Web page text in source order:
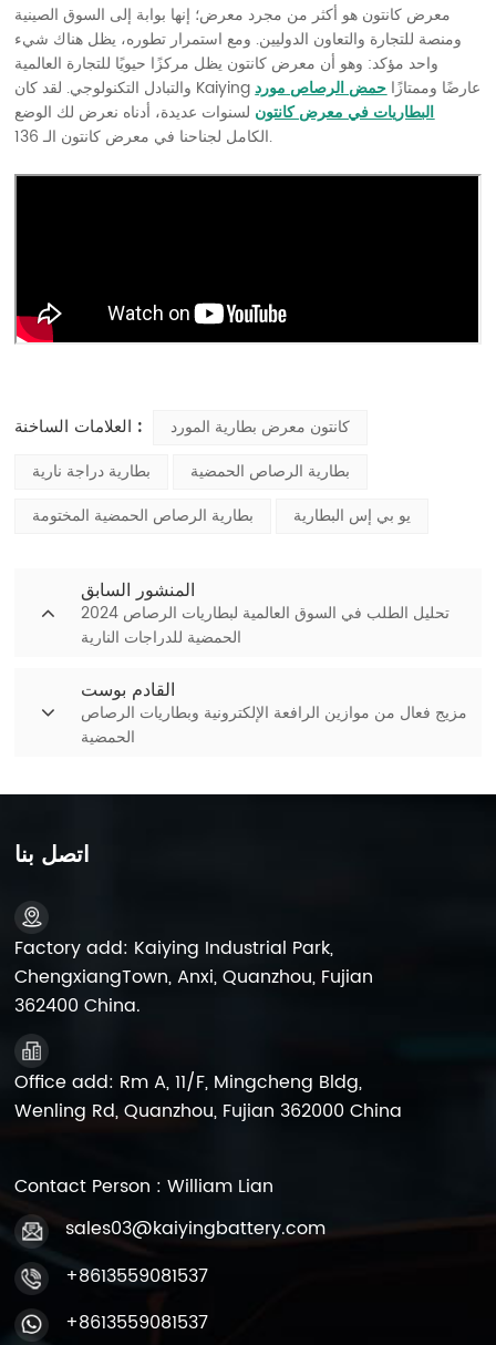
معرض كانتون هو أكثر من مجرد معرض؛ إنها بوابة إلى السوق الصينية
ومنصة للتجارة والتعاون الدوليين. ومع استمرار تطوره، يظل هناك شيء
واحد مؤكد: وهو أن معرض كانتون يظل مركزًا حيويًا للتجارة العالمية
والتبادل التكنولوجي. لقد كان Kaiying عارضًا وممتازًاحمض الرصاصمورد
البطاريات في معرض كانتون لسنوات عديدة، أدناه نعرض لك الوضع
الكامل لجناحنا في معرض كانتون الـ 136.
العلامات الساخنة :
كانتون معرض بطارية المورد
بطارية دراجة نارية
بطارية الرصاص الحمضية
بطارية الرصاص الحمضية المختومة
يو بي إس البطارية
المنشور السابق
2024 تحليل الطلب في السوق العالمية لبطاريات الرصاص
الحمضية للدراجات النارية
القادم بوست
مزيج فعال من موازين الرافعة الإلكترونية وبطاريات الرصاص
الحمضية
اتصل بنا
Factory add: Kaiying Industrial Park,
ChengxiangTown, Anxi, Quanzhou, Fujian
362400 China.
Office add: Rm A, 11/F, Mingcheng Bldg,
Wenling Rd, Quanzhou, Fujian 362000 China
Contact Person : William Lian
sales03@kaiyingbattery.com
+8613559081537
+8613559081537